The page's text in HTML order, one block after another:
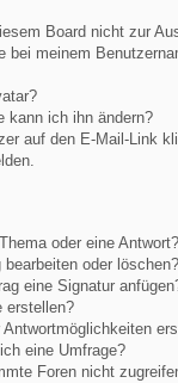
Board nicht zur
bei meinem
kann ich ihn ändern?
auf den E-Mail-Link
oder eine Antwort?
oder löschen?
eine Signatur
erstellen?
eine Umfrage?
Foren nicht